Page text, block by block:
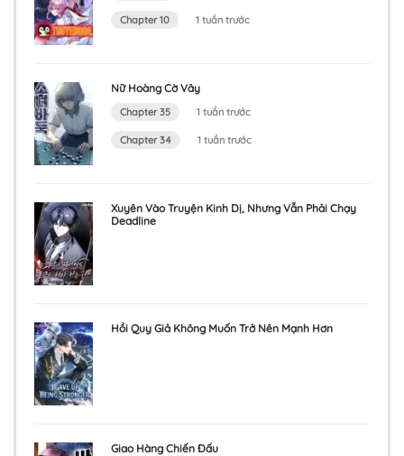
Chapter 10 1 tuần trước
Nữ Hoàng Cờ Vây
Chapter 35 1 tuần trước
Chapter 34 1 tuần trước
Xuyên Vào Truyện Kinh Dị, Nhưng Vẫn Phải Chạy
Deadline
Hồi Quy Giả Không Muốn Trở Nên Mạnh Hơn
Giao Hàng Chiến Đấu